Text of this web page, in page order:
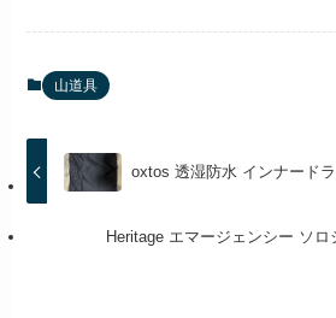
山道具
oxtos 透湿防水 インナード
Heritage エマージェンシー ソロ